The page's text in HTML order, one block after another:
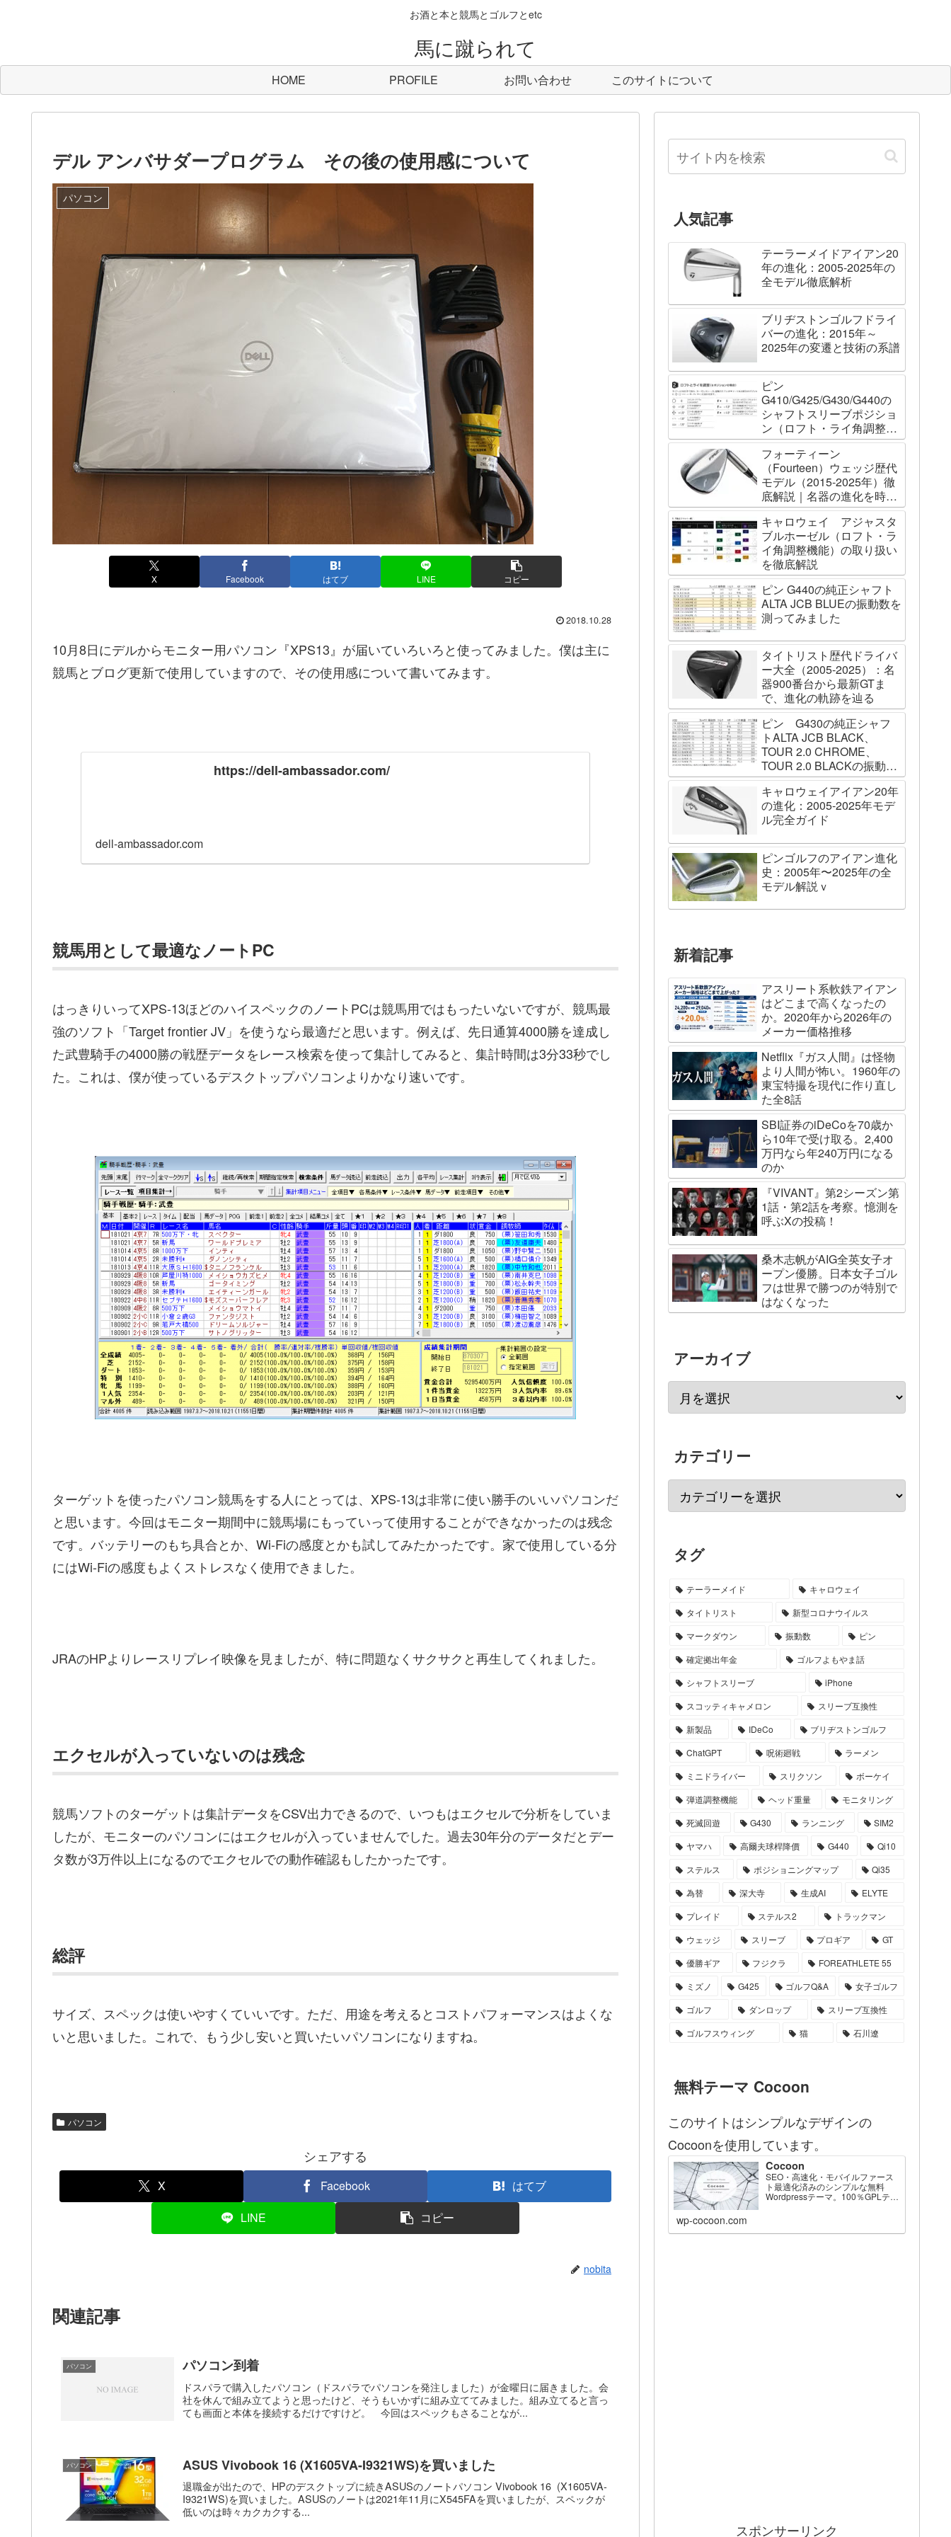
お酒と本と競馬とゴルフとetc
馬に蹴られて
HOME PROFILE お問い合わせ このサイトについて
デル アンバサダープログラム その後の使用感について
パソコン
X Facebook はてブ LINE コピー
2018.10.28
10月8日にデルからモニター用パソコン『XPS13』が届いていろいろと使ってみました。僕は主に
競馬とブログ更新で使用していますので、その使用感について書いてみます。
https://dell-ambassador.com/
dell-ambassador.com
競馬用として最適なノートPC
はっきりいってXPS‐13ほどのハイスペックのノートPCは競馬用ではもったいないですが、競馬最
強のソフト「Target frontier JV」を使うなら最適だと思います。例えば、先日通算4000勝を達成し
た武豊騎手の4000勝の戦歴データをレース検索を使って集計してみると、集計時間は3分33秒でし
た。これは、僕が使っているデスクトップパソコンよりかなり速いです。
ターゲットを使ったパソコン競馬をする人にとっては、XPS-13は非常に使い勝手のいいパソコンだ
と思います。今回はモニター期間中に競馬場にもっていって使用することができなかったのは残念
です。バッテリーのもち具合とか、Wi-Fiの感度とかも試してみたかったです。家で使用している分
にはWi-Fiの感度もよくストレスなく使用できました。
JRAのHPよりレースリプレイ映像を見ましたが、特に問題なくサクサクと再生してくれました。
エクセルが入っていないのは残念
競馬ソフトのターゲットは集計データをCSV出力できるので、いつもはエクセルで分析をしていま
したが、モニターのパソコンにはエクセルが入っていませんでした。過去30年分のデータだとデー
タ数が3万件以上になるのでエクセルでの動作確認もしたかったです。
総評
サイズ、スペックは使いやすくていいです。ただ、用途を考えるとコストパフォーマンスはよくな
いと思いました。これで、もう少し安いと買いたいパソコンになりますね。
パソコン
シェアする
X Facebook
はてブ
LINE
コピー
nobita
関連記事
パソコン パソコン到着
ドスパラで購入したパソコン（ドスパラでパソコンを発注しました）が金曜日に届きました。会
社を休んで組み立てようと思ったけど、そうもいかずに組み立ててみました。組み立てると言っ
ても画面と本体を接続するだけですけど。 今回はスペックもさることなが...
パソコン ASUS Vivobook 16 (X1605VA-I9321WS)を買いました
退職金が出たので、HPのデスクトップに続きASUSのノートパソコン Vivobook 16 (X1605VA-
I9321WS)を買いました。ASUSのノートは2021年11月にX545FAを買いましたが、スペックが
低いのは時々カクカクする...
人気記事
テーラーメイドアイアン20
年の進化：2005-2025年の
全モデル徹底解析
ブリヂストンゴルフドライ
バーの進化：2015年～
2025年の変遷と技術の系譜
ピン
G410/G425/G430/G440の
シャフトスリーブポジショ
ン（ロフト・ライ角調整機
能）について
フォーティーン
（Fourteen）ウェッジ歴代
モデル（2015-2025年）徹
底解説｜名器の進化を時系
列で辿る
キャロウェイ アジャスタ
ブルホーゼル（ロフト・ラ
イ角調整機能）の取り扱い
を徹底解説
ピン G440の純正シャフト
ALTA JCB BLUEの振動数を
測ってみました
タイトリスト歴代ドライバ
ー大全（2005-2025）：名
器900番台から最新GTま
で、進化の軌跡を辿る
ピン G430の純正シャフ
トALTA JCB BLACK、
TOUR 2.0 CHROME、
TOUR 2.0 BLACKの振動数
を測ってみました
キャロウェイアイアン20年
の進化：2005-2025年モデ
ル完全ガイド
ピンゴルフのアイアン進化
史：2005年〜2025年の全
モデル解説ｖ
新着記事
アスリート系軟鉄アイアン
はどこまで高くなったの
か。2020年から2026年の
メーカー価格推移
Netflix『ガス人間』は怪物
より人間が怖い。1960年の
東宝特撮を現代に作り直し
た全8話
SBI証券のiDeCoを70歳か
ら10年で受け取る。2,400
万円なら年240万円になる
のか
『VIVANT』第2シーズン第
1話・第2話を考察。憶測を
呼ぶXの投稿！
桑木志帆がAIG全英女子オ
ープン優勝。日本女子ゴル
フは世界で勝つのが特別で
はなくなった
アーカイブ
カテゴリー
タグ
テーラーメイド
キャロウェイ
タイトリスト
新型コロナウイルス
マークダウン
振動数
ピン
確定拠出年金
ゴルフよもやま話
シャフトスリーブ
iPhone
スコッティキャメロン
スリーブ互換性
新製品
IDeCo
ブリヂストンゴルフ
ChatGPT
呪術廻戦
ラーメン
ミニドライバー
スリクソン
ボーケイ
弾道調整機能
ヘッド重量
モニタリング
死滅回遊
G430 ランニング
SIM2
ヤマハ
高爾夫球桿降價 G440
Qi10
ステルス
ポジショニングマップ
Qi35
為替
深大寺 生成AI
ELYTE
プレイド
ステルス2
トラックマン
ウェッジ
スリーブ プロギア
GT
優勝ギア
フジクラ
FOREATHLETE 55
ミズノ
G425 ゴルフQ&A
女子ゴルフ
ゴルフ
ダンロップ
スリーブ互換性
ゴルフスウィング
猫 石川遼
無料テーマ Cocoon
このサイトはシンプルなデザインの
Cocoonを使用しています。
Cocoon
SEO・高速化・モバイルファース
ト最適化済みのシンプルな無料
Wordpressテーマ。100％GPLテー
wp-cocoon.com
スポンサーリンク